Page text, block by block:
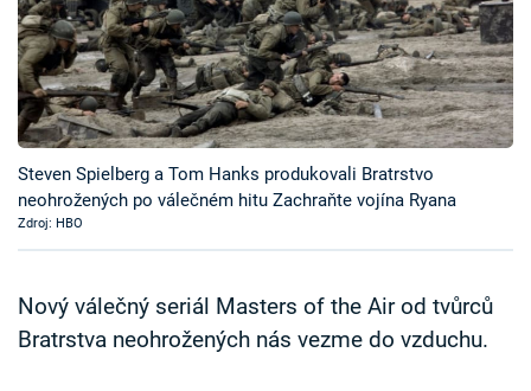
TV Program
Časopis
Sledujte prima+
Přihlášení
Sledujte nás
Steven Spielberg a Tom Hanks produkovali Bratrstvo
neohrožených po válečném hitu Zachraňte vojína Ryana
Zdroj: HBO
Nový válečný seriál Masters of the Air od tvůrců
Bratrstva neohrožených nás vezme do vzduchu.